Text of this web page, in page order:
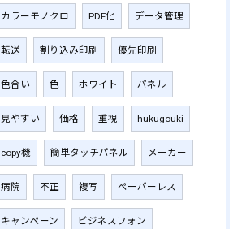
カラーモノクロ PDF化 データ管理
転送 割り込み印刷 優先印刷
色合い 色 ホワイト パネル
見やすい 価格 重視 hukugouki
copy機 簡単タッチパネル メーカー
病院 不正 複写 ペーパーレス
キャンペーン ビジネスフォン